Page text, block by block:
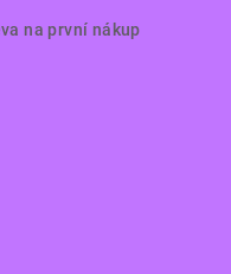
na první nákup